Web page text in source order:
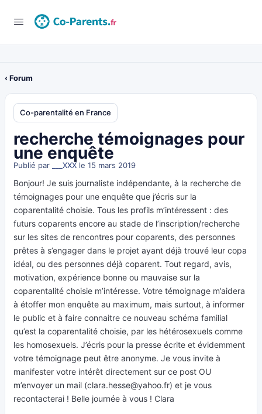
‹ Forum
Co-parentalité en France
recherche témoignages pour
une enquête
Publié par ___XXX le 15 mars 2019
Bonjour! Je suis journaliste indépendante, à la recherche de
témoignages pour une enquête que j’écris sur la
coparentalité choisie. Tous les profils m’intéressent : des
futurs coparents encore au stade de l’inscription/recherche
sur les sites de rencontres pour coparents, des personnes
prêtes à s’engager dans le projet ayant déjà trouvé leur copa
idéal, ou des personnes déjà coparent. Tout regard, avis,
motivation, expérience bonne ou mauvaise sur la
coparentalité choisie m’intéresse. Votre témoignage m’aidera
à étoffer mon enquête au maximum, mais surtout, à informer
le public et à faire connaitre ce nouveau schéma familial
qu’est la coparentalité choisie, par les hétérosexuels comme
les homosexuels. J’écris pour la presse écrite et évidemment
votre témoignage peut être anonyme. Je vous invite à
manifester votre intérêt directement sur ce post OU
m’envoyer un mail (clara.hesse@yahoo.fr) et je vous
recontacterai ! Belle journée à vous ! Clara